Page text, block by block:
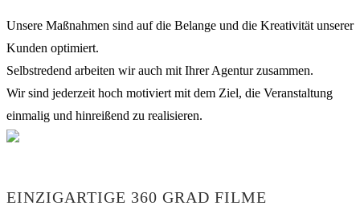
Unsere Maßnahmen sind auf die Belange und die Kreativität unserer
Kunden optimiert.
Selbstredend arbeiten wir auch mit Ihrer Agentur zusammen.
Wir sind jederzeit hoch motiviert mit dem Ziel, die Veranstaltung
einmalig und hinreißend zu realisieren.
EINZIGARTIGE 360 GRAD FILME